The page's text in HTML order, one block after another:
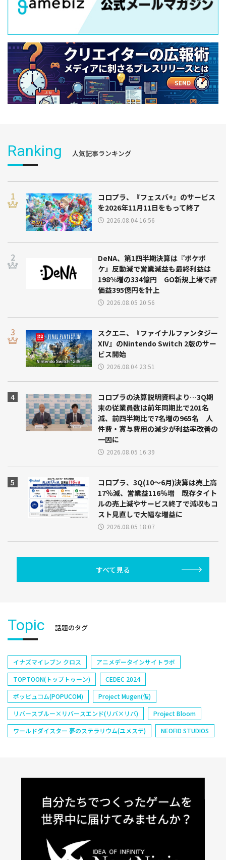
Ranking 人気記事ランキング
コロプラ、『フェスバ+』のサービス
を2026年11月11日をもって終了
2026.08.04 16:56
DeNA、第1四半期決算は『ポケポ
ケ』反動減で営業減益も最終利益は
198%増の334億円 GO新規上場で評
価益395億円を計上
2026.08.05 20:56
スクエニ、『ファイナルファンタジー
XIV』のNintendo Switch 2版のサー
ビス開始
2026.08.04 23:51
コロプラの決算説明資料より…3Q期
末の従業員数は前年同期比で201名
減、前四半期比で7名増の965名 人
件費・賞与費用の減少が利益率改善の
一因に
2026.08.05 16:39
コロプラ、3Q(10～6月)決算は売上高
17％減、営業益116％増 既存タイト
ルの売上減やサービス終了で減収もコ
スト見直しで大幅な増益に
2026.08.05 18:07
すべて見る
Topic 話題のタグ
イナズマイレブン クロス
アニメデータインサイトラボ
TOPTOON(トップトゥーン)
CEDEC 2024
ポッピュコム(POPUCOM)
Project Mugen(仮)
リバースブルー×リバースエンド(リバ×リバ)
Project Bloom
ワールドダイスター 夢のステラリウム(ユメステ)
NEOFID STUDIOS